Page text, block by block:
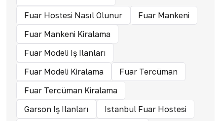
Fuar Hostesi Nasıl Olunur
Fuar Mankeni
Fuar Mankeni Kiralama
Fuar Modeli Iş Ilanları
Fuar Modeli Kiralama
Fuar Tercüman
Fuar Tercüman Kiralama
Garson Iş Ilanları
Istanbul Fuar Hostesi